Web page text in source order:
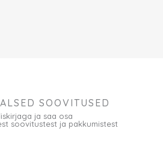
SOOVITUSED
ja saa osa
soovitustest ja pakkumistest